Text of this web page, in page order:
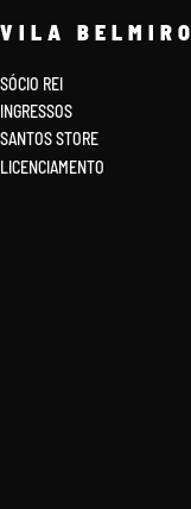
VILA BELMIRO
SÓCIO REI
INGRESSOS
SANTOS STORE
LICENCIAMENTO